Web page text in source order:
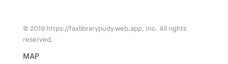
© 2019 https://faxlibrarypudy.web.app, Inc. All rights
reserved.
MAP